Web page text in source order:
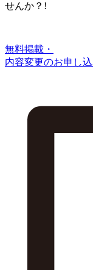
せんか？!
無料掲載・
内容変更のお申し